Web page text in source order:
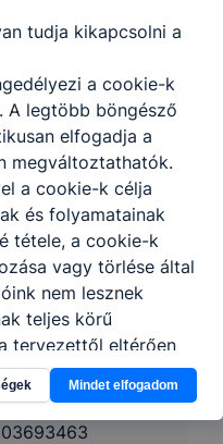
Technikum és
4.
tudja kikapcsolni a
a cookie-k
A legtöbb böngésző
elfogadja a
megváltoztathatók.
a cookie-k célja
és folyamatainak
tétele, a cookie-k
vagy törlése által
nem lesznek
teljes körű
tervezettől eltérően
Mindet elfogadom